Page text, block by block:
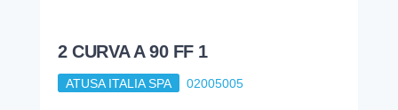
2 CURVA A 90 FF 1
ATUSA ITALIA SPA 02005005